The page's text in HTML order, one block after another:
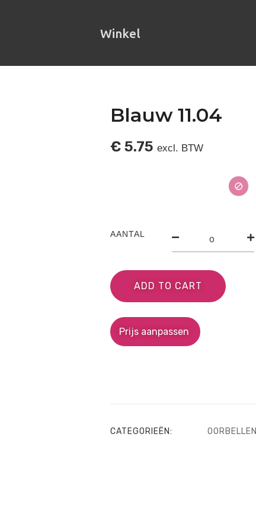
Winkel
Blauw 11.04
€ 5.75 excl. BTW
AANTAL
ADD TO CART
Prijs aanpassen
CATEGORIEËN: OORBELLEN